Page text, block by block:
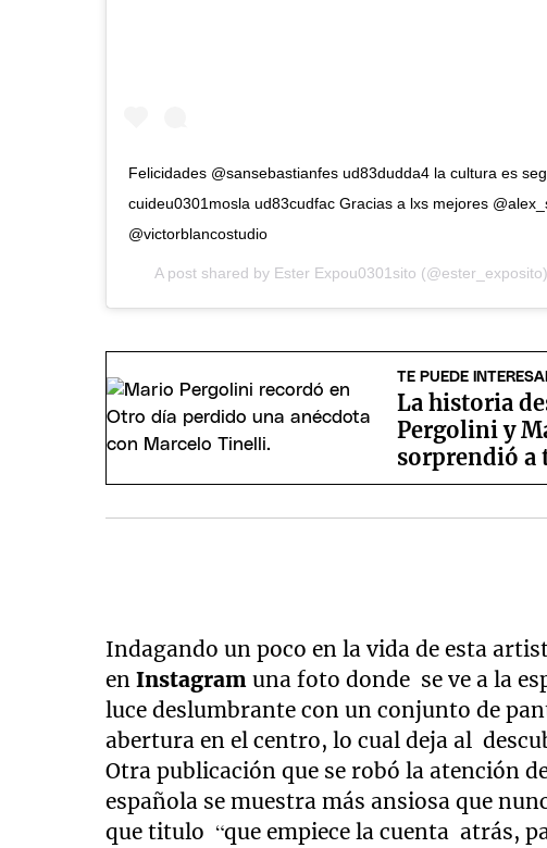
Felicidades @sansebastianfes ud83dudda4 la cultura es
cuideu0301mosla ud83cudfac Gracias a lxs mejores
@victorblancostudio
A post shared by Ester Expou0301sito
TE PUEDE
La historia
Pergolini y
sorprendió a
Indagando un poco en la vida de esta
enInstagram una foto donde se ve a la
luce deslumbrante con un conjunto de
abertura en el centro, lo cual deja al
Otra publicación que se robó la atención
española se muestra más ansiosa que
que titulo “que empiece la cuenta atrás,